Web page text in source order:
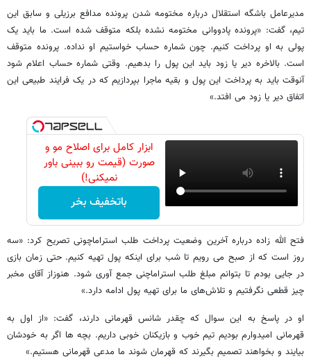
مدیرعامل باشگه استقلال درباره مختومه شدن پرونده مدافع برزیلی و سابق این
تیم، گفت: «پرونده پادووانی مختومه نشده بلکه متوقف شده است. ما باید یک
پولی به او پرداخت کنیم. چون شماره حساب خواستیم او نداده. پرونده متوقف
است. بالاخره دیر یا زود باید این پول را بدهیم. وقتی شماره حساب اعلام شود
آنوقت باید به پرداخت این پول و بقیه ماجرا بپردازیم که در یک فرایند طبیعی این
اتفاق دیر یا زود می افتد.»
ابزار کامل برای اصلاح مو و
صورت (قیمت رو ببینی باور
نمیکنی!)
باتخفیف بخر
فتح الله زاده درباره آخرین وضعیت پرداخت طلب استراماچونی تصریح کرد: «سه
روز است که از صبح می رویم تا شب برای اینکه پول تهیه کنیم. حتی زمان بازی
در جایی بودم تا بتوانم مبلغ طلب استراماچنی جمع آوری شود. هنوزاز آقای مخبر
چیز قطعی نگرفتیم و تلاش‌های ما برای تهیه پول ادامه دارد.»
او در پاسخ به این سوال که چقدر شانس قهرمانی دارند، گفت: «از اول به
قهرمانی امیدوارم بودیم تیم خوب و بازیکنان خوبی داریم. بچه ها اگر به خودشان
بیایند و بخواهند تصمیم بگیرند که قهرمان شوند ما مدعی قهرمانی هستیم.»